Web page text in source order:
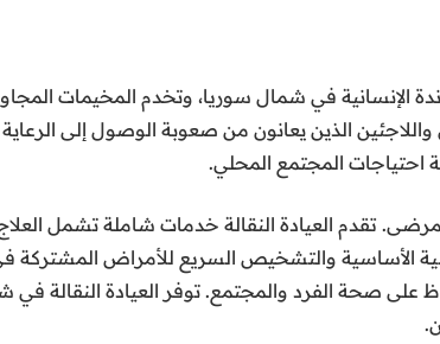
الإنسانية في شمال سوريا، وتخدم المخيمات
الذين يعانون من صعوبة الوصول إلى
المجتمع المحلي.
تقدم العيادة النقالة خدمات شاملة تشمل
الطبية الأساسية والتشخيص السريع للأمراض المشتركة
صحة الفرد والمجتمع. توفر العيادة النقالة في